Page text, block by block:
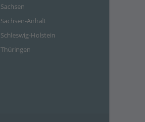
Sachsen
Sachsen-Anhalt
Schleswig-Holstein
Thüringen